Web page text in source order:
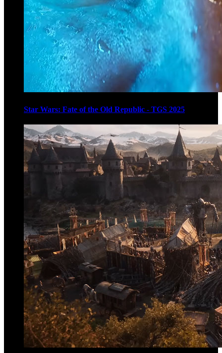
Star Wars: Fate of the Old Republic - TGS 2025